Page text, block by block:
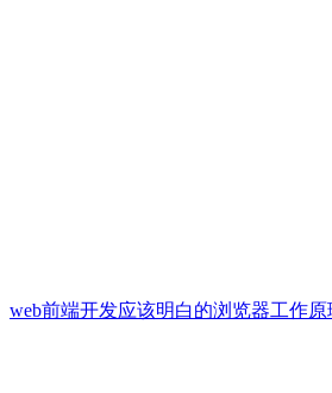
web前端开发应该明白的浏览器工作原